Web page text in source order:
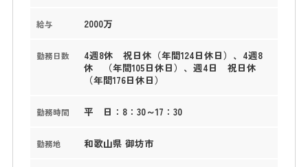
給与 2000万
勤務日数
4週8休 祝日休（年間124日休日）、4週8
休 （年間105日休日）、週4日 祝日休
（年間176日休日）
勤務時間 平 日：8：30～17：30
勤務地 和歌山県 御坊市